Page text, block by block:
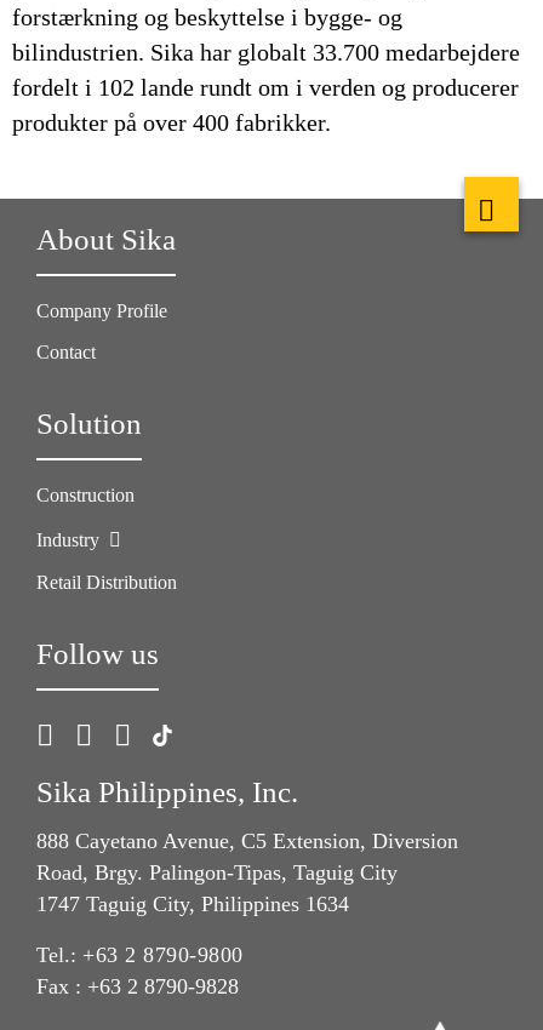
forstærkning og beskyttelse i bygge- og
bilindustrien. Sika har globalt 33.700 medarbejdere
fordelt i 102 lande rundt om i verden og producerer
produkter på over 400 fabrikker.
About Sika
Company Profile
Contact
Solution
Construction
Industry
Retail Distribution
Follow us
Sika Philippines, Inc.
888 Cayetano Avenue, C5 Extension, Diversion
Road, Brgy. Palingon-Tipas, Taguig City
1747 Taguig City, Philippines 1634
Tel.: +63 2 8790-9800
Fax : +63 2 8790-9828